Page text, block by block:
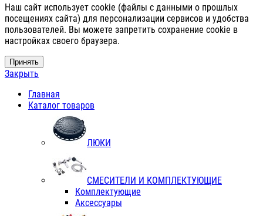
Наш сайт использует cookie (файлы с данными о прошлых
посещениях сайта) для персонализации сервисов и удобства
пользователей. Вы можете запретить сохранение cookie в
настройках своего браузера.
Принять
Закрыть
Главная
Каталог товаров
ЛЮКИ
СМЕСИТЕЛИ И КОМПЛЕКТУЮЩИЕ
Комплектующие
Аксессуары